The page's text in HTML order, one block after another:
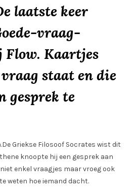
laatste keer
vraag-
Flow. Kaartjes
staat en die
gesprek te
Griekse Filosoof Socrates wist dit
knoopte hij een gesprek aan
enkel vraagjes maar vroeg ook
weten hoe iemand dacht.